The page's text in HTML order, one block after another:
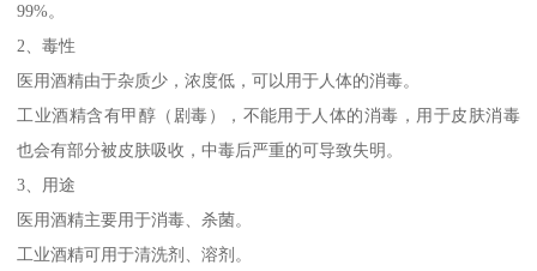
99%。
2、毒性
医用酒精由于杂质少，浓度低，可以用于人体的消毒。
工业酒精含有甲醇（剧毒），不能用于人体的消毒，用于皮肤消毒
也会有部分被皮肤吸收，中毒后严重的可导致失明。
3、用途
医用酒精主要用于消毒、杀菌。
工业酒精可用于清洗剂、溶剂。